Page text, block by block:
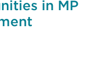
in MP